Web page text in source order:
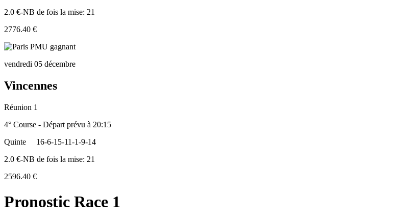
2.0 €-NB de fois la mise: 21
2776.40 €
vendredi 05 décembre
Vincennes
Réunion 1
4° Course - Départ prévu à 20:15
Quinte
16-6-15-11-1-9-14
2.0 €-NB de fois la mise: 21
2596.40 €
Pronostic Race 1